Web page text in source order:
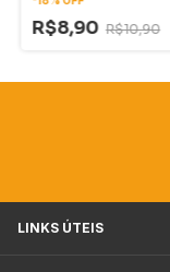
R$8,90 R$10,90
LINKS ÚTEIS